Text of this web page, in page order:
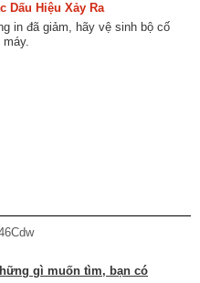
Dấu Hiệu Xảy Ra
in đã giảm, hãy vệ sinh bộ cố
máy.
gì muốn tìm, bạn có